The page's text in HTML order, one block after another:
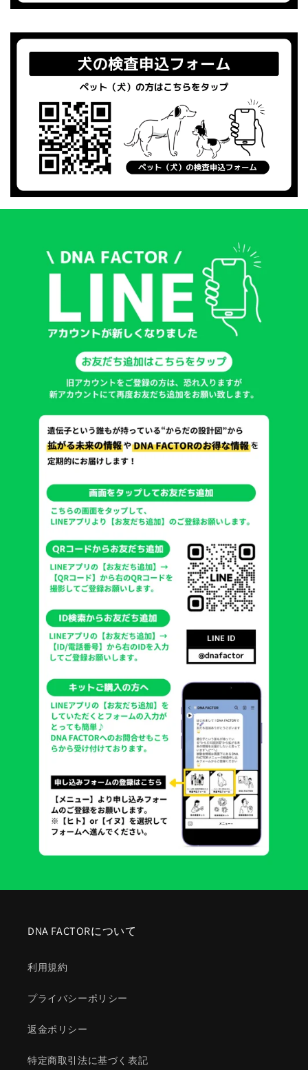
DNA FACTORについて
利用規約
プライバシーポリシー
返金ポリシー
特定商取引法に基づく表記